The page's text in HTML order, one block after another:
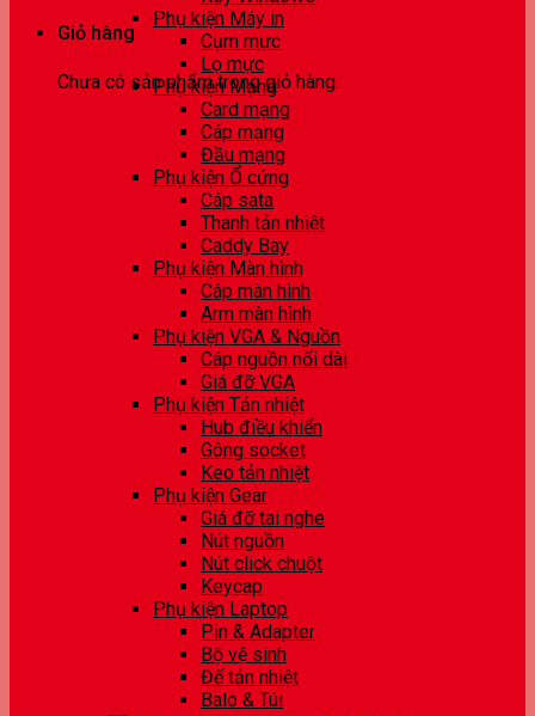
Giỏ hàng
Chưa có sản phẩm trong giỏ hàng.
Phụ kiện Máy in
Cụm mực
Lọ mực
Phụ kiện Mạng
Card mạng
Cáp mạng
Đầu mạng
Phụ kiện Ổ cứng
Cáp sata
Thanh tản nhiệt
Caddy Bay
Phụ kiện Màn hình
Cáp màn hình
Arm màn hình
Phụ kiện VGA & Nguồn
Cáp nguồn nối dài
Giá đỡ VGA
Phụ kiện Tản nhiệt
Hub điều khiển
Gông socket
Keo tản nhiệt
Phụ kiện Gear
Giá đỡ tai nghe
Nút nguồn
Nút click chuột
Keycap
Phụ kiện Laptop
Pin & Adapter
Bộ vệ sinh
Đế tản nhiệt
Balo & Túi